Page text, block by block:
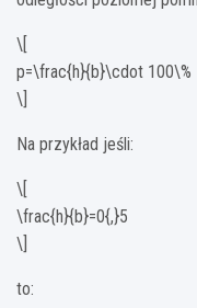
\[
p=\frac{h}{b}\cdot 100\%
\]
Na przykład jeśli:
\[
\frac{h}{b}=0{,}5
\]
to: